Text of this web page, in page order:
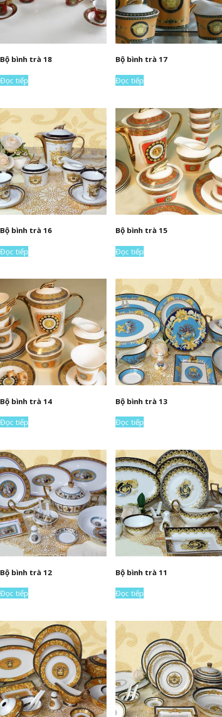
Bộ bình trà 18
Đọc tiếp
Bộ bình trà 17
Đọc tiếp
Bộ bình trà 16
Đọc tiếp
Bộ bình trà 15
Đọc tiếp
Bộ bình trà 14
Đọc tiếp
Bộ bình trà 13
Đọc tiếp
Bộ bình trà 12
Đọc tiếp
Bộ bình trà 11
Đọc tiếp